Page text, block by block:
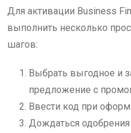
Для активации Business
выполнить несколько
шагов:
Выбрать выгодное и
предложение с
Ввести код при
Дождаться одобрения